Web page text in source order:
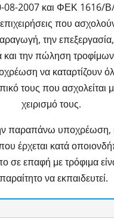
08-2007 και ΦΕΚ 1616/
που
την
και την πώληση
να καταρτίζουν
τους που ασχολείται
χειρισμό τους.
παραπάνω υποχρέωση,
έρχεται κατά
σε επαφή με τρόφιμα
να εκπαιδευτεί.